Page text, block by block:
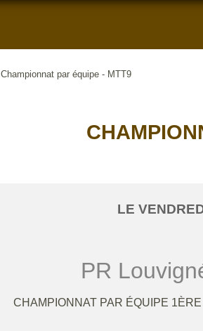
Championnat par équipe - MTT9
LE
PR
CHAMPIONNAT PAR ÉQUIPE